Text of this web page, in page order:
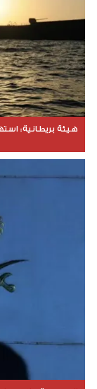
هيئة بريطانية: